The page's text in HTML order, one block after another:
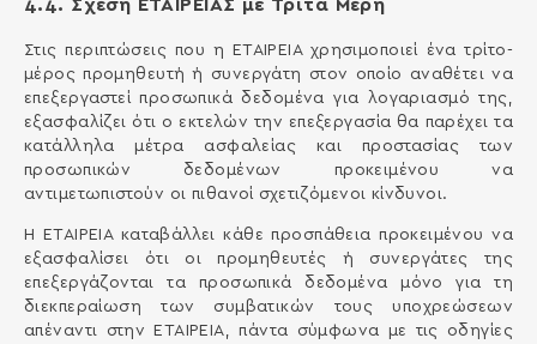
4.4. Σχέση ΕΤΑΙΡΕΙΑΣ με Τρίτα Μέρη
Στις περιπτώσεις που η ΕΤΑΙΡΕΙΑ χρησιμοποιεί ένα τρίτο-
μέρος προμηθευτή ή συνεργάτη στον οποίο αναθέτει να
επεξεργαστεί προσωπικά δεδομένα για λογαριασμό της,
εξασφαλίζει ότι ο εκτελών την επεξεργασία θα παρέχει τα
κατάλληλα μέτρα ασφαλείας και προστασίας των
προσωπικών δεδομένων προκειμένου να
αντιμετωπιστούν οι πιθανοί σχετιζόμενοι κίνδυνοι.
Η ΕΤΑΙΡΕΙΑ καταβάλλει κάθε προσπάθεια προκειμένου να
εξασφαλίσει ότι οι προμηθευτές ή συνεργάτες της
επεξεργάζονται τα προσωπικά δεδομένα μόνο για τη
διεκπεραίωση των συμβατικών τους υποχρεώσεων
απέναντι στην ΕΤΑΙΡΕΙΑ, πάντα σύμφωνα με τις οδηγίες